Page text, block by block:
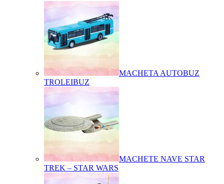
MACHETA AUTOBUZ
TROLEIBUZ
MACHETE NAVE STAR
TREK – STAR WARS